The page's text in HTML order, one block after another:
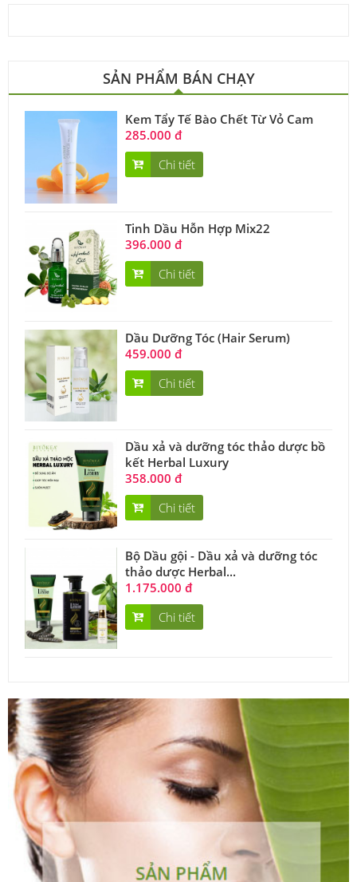
SẢN PHẨM BÁN CHẠY
Kem Tẩy Tế Bào Chết Từ Vỏ Cam
285.000 đ
Chi tiết
Tinh Dầu Hỗn Hợp Mix22
396.000 đ
Chi tiết
Dầu Dưỡng Tóc (Hair Serum)
459.000 đ
Chi tiết
Dầu xả và dưỡng tóc thảo dược bồ
kết Herbal Luxury
358.000 đ
Chi tiết
Bộ Dầu gội - Dầu xả và dưỡng tóc
thảo dược Herbal...
1.175.000 đ
Chi tiết